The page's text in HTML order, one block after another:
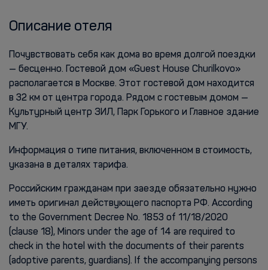
Описание отеля
Почувствовать себя как дома во время долгой поездки
— бесценно. Гостевой дом «Guest House Churilkovo»
располагается в Москве. Этот гостевой дом находится
в 32 км от центра города. Рядом с гостевым домом —
Культурный центр ЗИЛ, Парк Горького и Главное здание
МГУ.
Информация о типе питания, включенном в стоимость,
указана в деталях тарифа.
Российским гражданам при заезде обязательно нужно
иметь оригинал действующего паспорта РФ. According
to the Government Decree No. 1853 of 11/18/2020
(clause 18), Minors under the age of 14 are required to
check in the hotel with the documents of their parents
(adoptive parents, guardians). If the accompanying persons